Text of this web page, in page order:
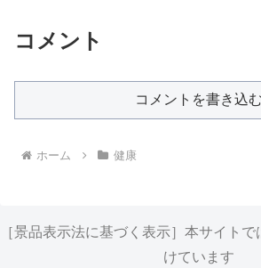
コメント
コメントを書き込む
ホーム 健康
［景品表示法に基づく表示］本サイト
けています